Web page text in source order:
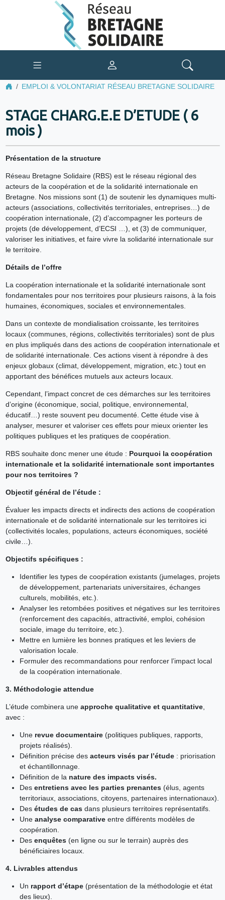
EMPLOI & VOLONTARIAT RÉSEAU BRETAGNE SOLIDAIRE
STAGE CHARG.E.E D’ETUDE ( 6
mois )
Présentation de la structure
Réseau Bretagne Solidaire (RBS) est le réseau régional des
acteurs de la coopération et de la solidarité internationale en
Bretagne. Nos missions sont (1) de soutenir les dynamiques multi-
acteurs (associations, collectivités territoriales, entreprises…) de
coopération internationale, (2) d’accompagner les porteurs de
projets (de développement, d’ECSI …), et (3) de communiquer,
valoriser les initiatives, et faire vivre la solidarité internationale sur
le territoire.
Détails de l’offre
La coopération internationale et la solidarité internationale sont
fondamentales pour nos territoires pour plusieurs raisons, à la fois
humaines, économiques, sociales et environnementales.
Dans un contexte de mondialisation croissante, les territoires
locaux (communes, régions, collectivités territoriales) sont de plus
en plus impliqués dans des actions de coopération internationale et
de solidarité internationale. Ces actions visent à répondre à des
enjeux globaux (climat, développement, migration, etc.) tout en
apportant des bénéfices mutuels aux acteurs locaux.
Cependant, l’impact concret de ces démarches sur les territoires
d’origine (économique, social, politique, environnemental,
éducatif…) reste souvent peu documenté. Cette étude vise à
analyser, mesurer et valoriser ces effets pour mieux orienter les
politiques publiques et les pratiques de coopération.
RBS souhaite donc mener une étude : Pourquoi la coopération
internationale et la solidarité internationale sont importantes
pour nos territoires ?
Objectif général de l’étude :
Évaluer les impacts directs et indirects des actions de coopération
internationale et de solidarité internationale sur les territoires ici
(collectivités locales, populations, acteurs économiques, société
civile…).
Objectifs spécifiques :
Identifier les types de coopération existants (jumelages, projets
de développement, partenariats universitaires, échanges
culturels, mobilités, etc.).
Analyser les retombées positives et négatives sur les territoires
(renforcement des capacités, attractivité, emploi, cohésion
sociale, image du territoire, etc.).
Mettre en lumière les bonnes pratiques et les leviers de
valorisation locale.
Formuler des recommandations pour renforcer l’impact local
de la coopération internationale.
3. Méthodologie attendue
L’étude combinera une approche qualitative et quantitative,
avec :
Une revue documentaire(politiques publiques, rapports,
projets réalisés).
Définition précise des acteurs visés par l’étude: priorisation
et échantillonnage.
Définition de la nature des impacts visés.
Des entretiens avec les parties prenantes(élus, agents
territoriaux, associations, citoyens, partenaires internationaux).
Des études de casdans plusieurs territoires représentatifs.
Une analyse comparativeentre différents modèles de
coopération.
Des enquêtes(en ligne ou sur le terrain) auprès des
bénéficiaires locaux.
4. Livrables attendus
Un rapport d’étape(présentation de la méthodologie et état
des lieux).